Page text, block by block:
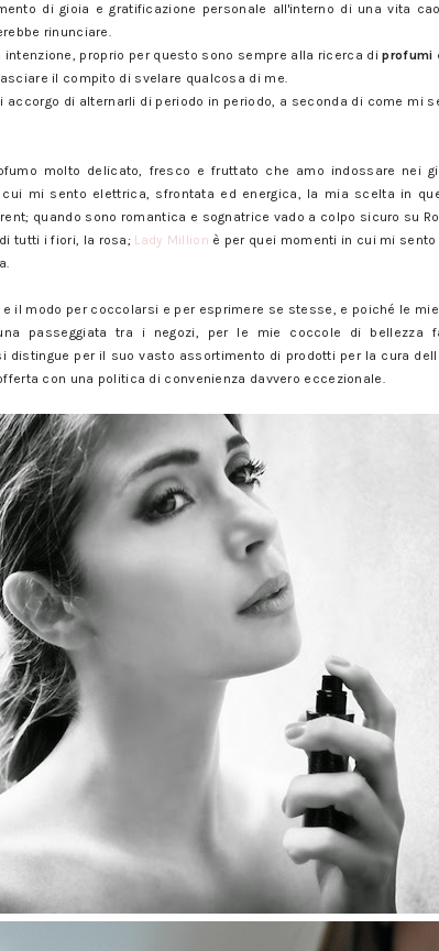
di gioia e gratificazione personale all'interno di una vita
rinunciare.
intenzione, proprio per questo sono sempre alla ricerca diprofumi
il compito di svelare qualcosa di me.
di alternarli di periodo in periodo, a seconda di come mi
molto delicato, fresco e fruttato che amo indossare nei
mi sento elettrica, sfrontata ed energica, la mia scelta in
quando sono romantica e sognatrice vado a colpo sicuro su
tutti i fiori, la rosa; Lady Million è per quei momenti in cui mi
il modo per coccolarsi e per esprimere se stesse, e poiché le
passeggiata tra i negozi, per le mie coccole di bellezza
distingue per il suo vasto assortimento di prodotti per la cura
con una politica di convenienza davvero eccezionale.